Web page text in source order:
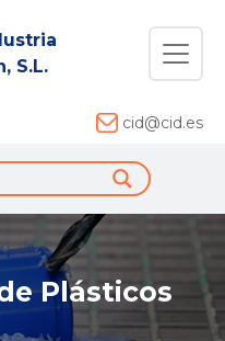
S.L.
cid@cid.es
Plásticos